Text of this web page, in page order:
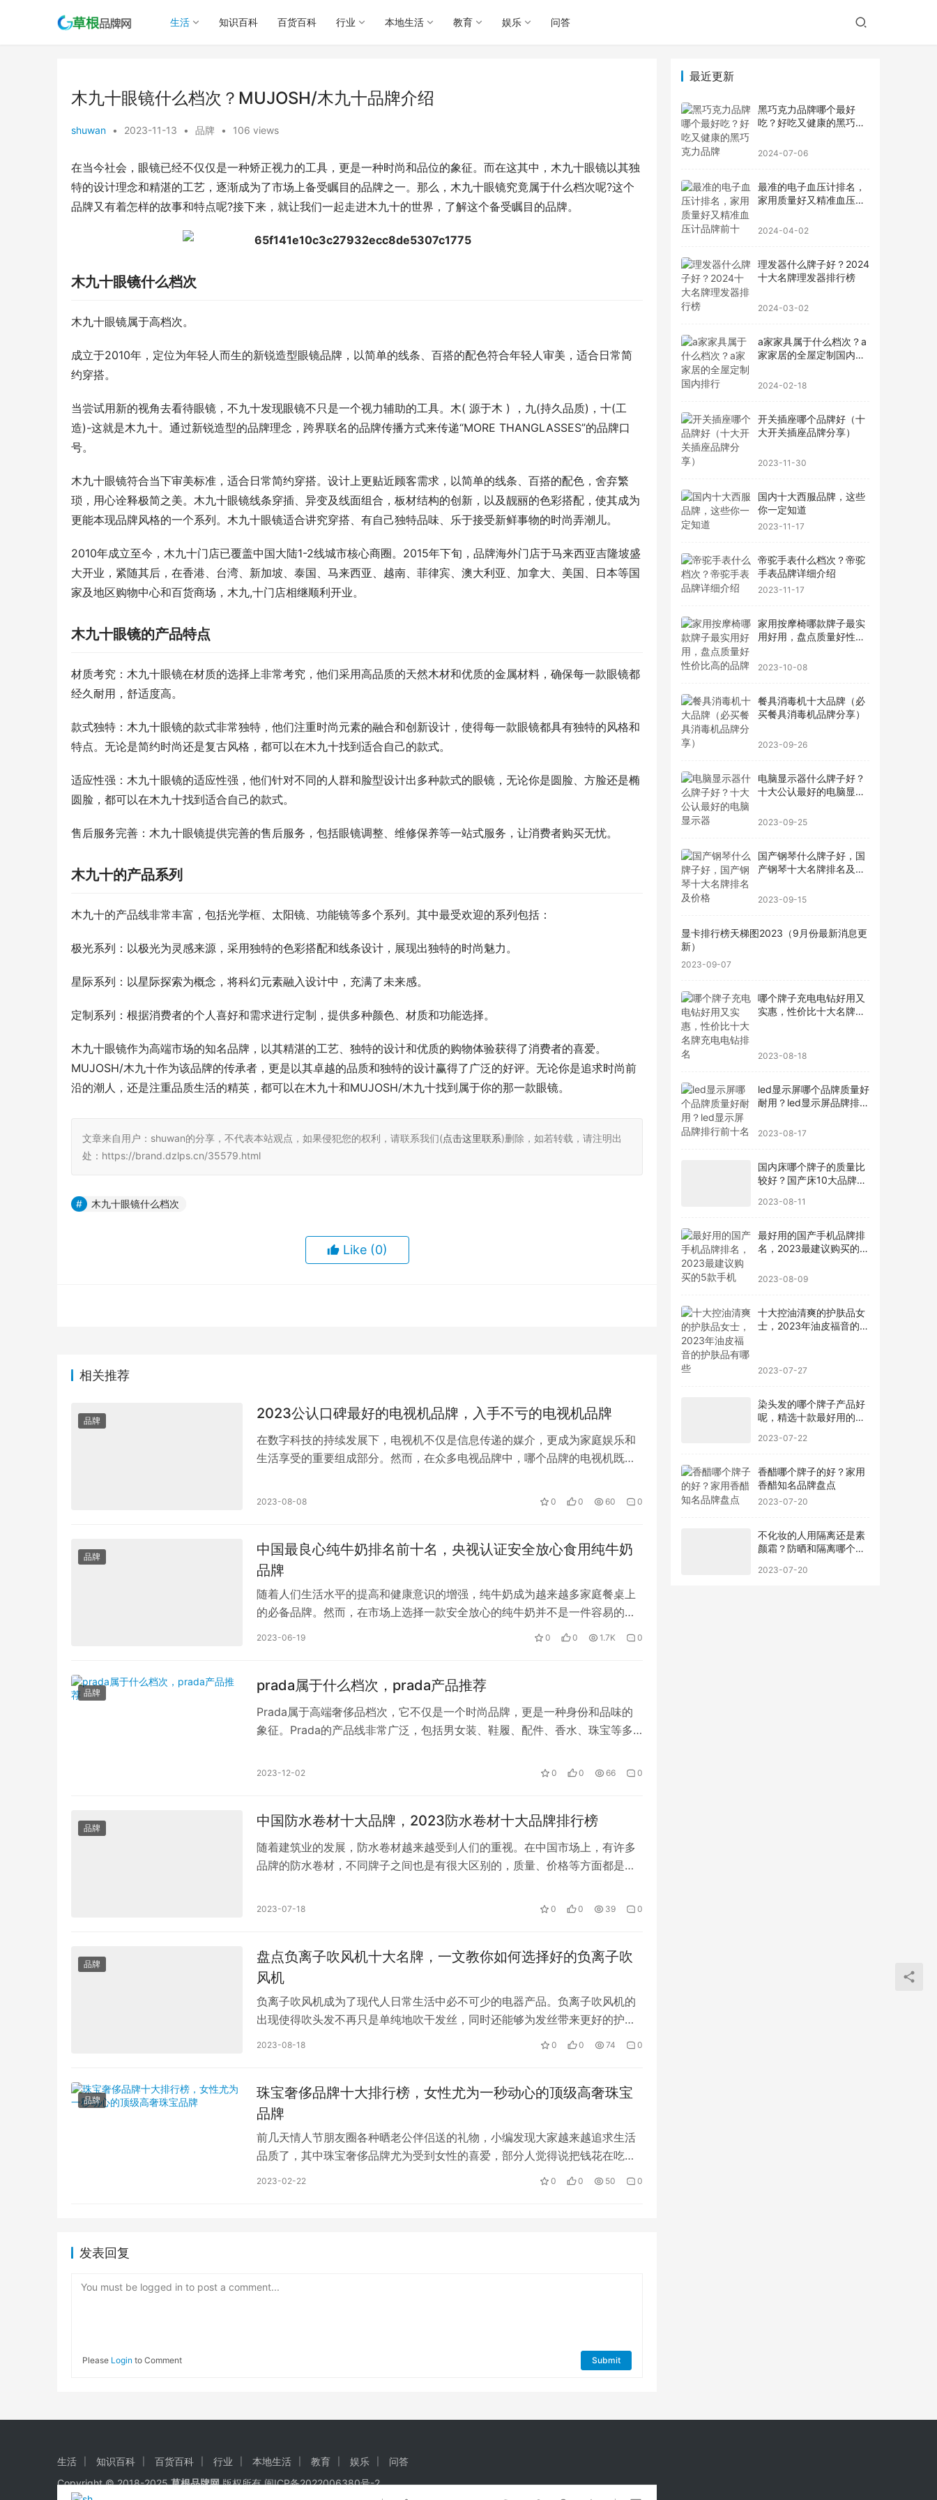
生活 知识百科 百货百科 行业 本地生活 教育 娱乐 问答
木九十眼镜什么档次？MUJOSH/木九十品牌介绍
shuwan • 2023-11-13 • 品牌 • 106 views
在当今社会，眼镜已经不仅仅是一种矫正视力的工具，更是一种时尚和品位的象征。而在这其中，木九十眼镜以其独
特的设计理念和精湛的工艺，逐渐成为了市场上备受瞩目的品牌之一。那么，木九十眼镜究竟属于什么档次呢?这个
品牌又有着怎样的故事和特点呢?接下来，就让我们一起走进木九十的世界，了解这个备受瞩目的品牌。
木九十眼镜什么档次
木九十眼镜属于高档次。
成立于2010年，定位为年轻人而生的新锐造型眼镜品牌，以简单的线条、百搭的配色符合年轻人审美，适合日常简
约穿搭。
当尝试用新的视角去看待眼镜，不九十发现眼镜不只是一个视力辅助的工具。木( 源于木 ) ，九(持久品质)，十(工
造)-这就是木九十。通过新锐造型的品牌理念，跨界联名的品牌传播方式来传递“MORE THANGLASSES”的品牌口
号。
木九十眼镜符合当下审美标准，适合日常简约穿搭。设计上更贴近顾客需求，以简单的线条、百搭的配色，舍弃繁
琐，用心诠释极简之美。木九十眼镜线条穿插、异变及线面组合，板材结构的创新，以及靓丽的色彩搭配，使其成为
更能本现品牌风格的一个系列。木九十眼镜适合讲究穿搭、有自己独特品味、乐于接受新鲜事物的时尚弄潮儿。
2010年成立至今，木九十门店已覆盖中国大陆1-2线城市核心商圈。2015年下旬，品牌海外门店于马来西亚吉隆坡盛
大开业，紧随其后，在香港、台湾、新加坡、泰国、马来西亚、越南、菲律宾、澳大利亚、加拿大、美国、日本等国
家及地区购物中心和百货商场，木九,十门店相继顺利开业。
木九十眼镜的产品特点
材质考究：木九十眼镜在材质的选择上非常考究，他们采用高品质的天然木材和优质的金属材料，确保每一款眼镜都
经久耐用，舒适度高。
款式独特：木九十眼镜的款式非常独特，他们注重时尚元素的融合和创新设计，使得每一款眼镜都具有独特的风格和
特点。无论是简约时尚还是复古风格，都可以在木九十找到适合自己的款式。
适应性强：木九十眼镜的适应性强，他们针对不同的人群和脸型设计出多种款式的眼镜，无论你是圆脸、方脸还是椭
圆脸，都可以在木九十找到适合自己的款式。
售后服务完善：木九十眼镜提供完善的售后服务，包括眼镜调整、维修保养等一站式服务，让消费者购买无忧。
木九十的产品系列
木九十的产品线非常丰富，包括光学框、太阳镜、功能镜等多个系列。其中最受欢迎的系列包括：
极光系列：以极光为灵感来源，采用独特的色彩搭配和线条设计，展现出独特的时尚魅力。
星际系列：以星际探索为概念，将科幻元素融入设计中，充满了未来感。
定制系列：根据消费者的个人喜好和需求进行定制，提供多种颜色、材质和功能选择。
木九十眼镜作为高端市场的知名品牌，以其精湛的工艺、独特的设计和优质的购物体验获得了消费者的喜爱。
MUJOSH/木九十作为该品牌的传承者，更是以其卓越的品质和独特的设计赢得了广泛的好评。无论你是追求时尚前
沿的潮人，还是注重品质生活的精英，都可以在木九十和MUJOSH/木九十找到属于你的那一款眼镜。
文章来自用户：shuwan的分享，不代表本站观点，如果侵犯您的权利，请联系我们(点击这里联系)删除，如若转载，请注明出
处：https://brand.dzlps.cn/35579.html
木九十眼镜什么档次
Like (0)
相关推荐
品牌 2023公认口碑最好的电视机品牌，入手不亏的电视机品牌
在数字科技的持续发展下，电视机不仅是信息传递的媒介，更成为家庭娱乐和
生活享受的重要组成部分。然而，在众多电视品牌中，哪个品牌的电视机既具
2023-08-08 0 0 60 0
品牌
中国最良心纯牛奶排名前十名，央视认证安全放心食用纯牛奶
品牌
随着人们生活水平的提高和健康意识的增强，纯牛奶成为越来越多家庭餐桌上
的必备品牌。然而，在市场上选择一款安全放心的纯牛奶并不是一件容易的事
2023-06-19 0 0 1.7K 0
品牌 prada属于什么档次，prada产品推荐
Prada属于高端奢侈品档次，它不仅是一个时尚品牌，更是一种身份和品味的
象征。Prada的产品线非常广泛，包括男女装、鞋履、配件、香水、珠宝等多
2023-12-02 0 0 66 0
品牌 中国防水卷材十大品牌，2023防水卷材十大品牌排行榜
随着建筑业的发展，防水卷材越来越受到人们的重视。在中国市场上，有许多
品牌的防水卷材，不同牌子之间也是有很大区别的，质量、价格等方面都是不
2023-07-18 0 0 39 0
品牌
盘点负离子吹风机十大名牌，一文教你如何选择好的负离子吹
风机
负离子吹风机成为了现代人日常生活中必不可少的电器产品。负离子吹风机的
出现使得吹头发不再只是单纯地吹干发丝，同时还能够为发丝带来更好的护理
2023-08-18 0 0 74 0
品牌
珠宝奢侈品牌十大排行榜，女性尤为一秒动心的顶级高奢珠宝
品牌
前几天情人节朋友圈各种晒老公伴侣送的礼物，小编发现大家越来越追求生活
品质了，其中珠宝奢侈品牌尤为受到女性的喜爱，部分人觉得说把钱花在吃喝
2023-02-22 0 0 50 0
发表回复
You must be logged in to post a comment...
Please Login to Comment Submit
最近更新
黑巧克力品牌哪个最好
吃？好吃又健康的黑巧克
2024-07-06
最准的电子血压计排名，
家用质量好又精准血压计
2024-04-02
理发器什么牌子好？2024
十大名牌理发器排行榜
2024-03-02
a家家具属于什么档次？a
家家居的全屋定制国内排
2024-02-18
开关插座哪个品牌好（十
大开关插座品牌分享）
2023-11-30
国内十大西服品牌，这些
你一定知道
2023-11-17
帝驼手表什么档次？帝驼
手表品牌详细介绍
2023-11-17
家用按摩椅哪款牌子最实
用好用，盘点质量好性价
2023-10-08
餐具消毒机十大品牌（必
买餐具消毒机品牌分享）
2023-09-26
电脑显示器什么牌子好？
十大公认最好的电脑显示
2023-09-25
国产钢琴什么牌子好，国
产钢琴十大名牌排名及价
2023-09-15
显卡排行榜天梯图2023（9月份最新消息更
新）
2023-09-07
哪个牌子充电电钻好用又
实惠，性价比十大名牌充
2023-08-18
led显示屏哪个品牌质量好
耐用？led显示屏品牌排行
2023-08-17
国内床哪个牌子的质量比
较好？国产床10大品牌最
最好用的国产手机品牌排
名，2023最建议购买的5
十大控油清爽的护肤品女
士，2023年油皮福音的护
染头发的哪个牌子产品好
呢，精选十款最好用的染
发剂品牌
香醋哪个牌子的好？家用
不化妆的人用隔离还是素
用最好
生活 知识百科 百货百科 行业 本地生活 教育 娱乐
问答
Copyright © 2018-2025草根品牌网版权所有闽ICP备2022006380号-2